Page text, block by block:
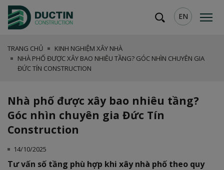
EN
TRANG CHỦ
KINH NGHIỆM XÂY NHÀ
NHÀ PHỐ ĐƯỢC XÂY BAO NHIÊU TẦNG? GÓC NHÌN CHUYÊN GIA
ĐỨC TÍN CONSTRUCTION
Nhà phố được xây bao nhiêu tầng?
Góc nhìn chuyên gia Đức Tín
Construction
14/10/2025
Tư vấn số tầng phù hợp khi xây nhà phố theo quy